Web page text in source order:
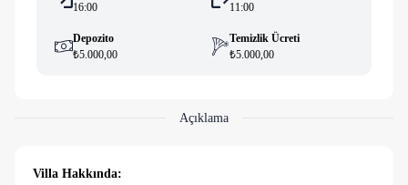
16:00
11:00
Depozito
₺5.000,00
Temizlik Ücreti
₺5.000,00
Açıklama
Villa Hakkında: